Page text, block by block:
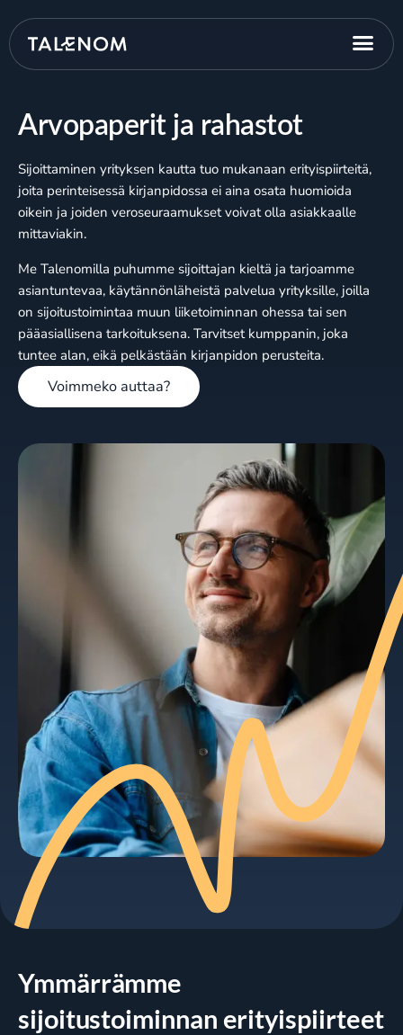
Arvopaperit ja rahastot
Sijoittaminen yrityksen kautta tuo mukanaan erityispiirteitä,
joita perinteisessä kirjanpidossa ei aina osata huomioida
oikein ja joiden veroseuraamukset voivat olla asiakkaalle
mittaviakin.
Me Talenomilla puhumme sijoittajan kieltä ja tarjoamme
asiantuntevaa, käytännönläheistä palvelua yrityksille, joilla
on sijoitustoimintaa muun liiketoiminnan ohessa tai sen
pääasiallisena tarkoituksena. Tarvitset kumppanin, joka
tuntee alan, eikä pelkästään kirjanpidon perusteita.
Voimmeko auttaa?
Ymmärrämme
sijoitustoiminnan erityispiirteet